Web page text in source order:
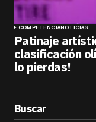
COMPETENCIANOTICIAS
Patinaje
clasificación
lo pierdas!
Buscar